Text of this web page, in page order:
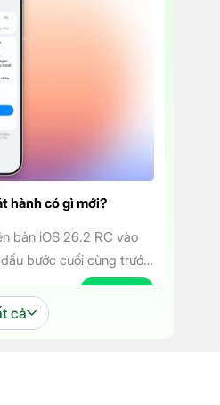
hành có gì mới?
bản iOS 26.2 RC vào
bước cuối cùng trước
người dùng. Phiên bản
tập trung vào việc
[…]
04.12.2025
cả